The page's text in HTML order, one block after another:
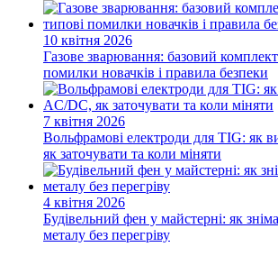
10 квітня 2026
Газове зварювання: базовий комплект
помилки новачків і правила безпеки
7 квітня 2026
Вольфрамові електроди для TIG: як
як заточувати та коли міняти
4 квітня 2026
Будівельний фен у майстерні: як
металу без перегріву